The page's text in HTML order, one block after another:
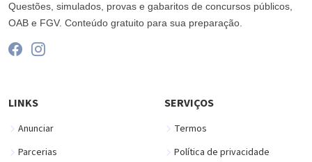
Questões, simulados, provas e gabaritos de concursos públicos,
OAB e FGV. Conteúdo gratuito para sua preparação.
LINKS
Anunciar
Parcerias
SERVIÇOS
Termos
Política de privacidade